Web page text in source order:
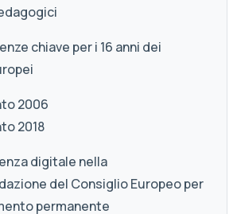
chiave per i 16 anni dei
2006
2018
digitale nella
del Consiglio Europeo per
permanente